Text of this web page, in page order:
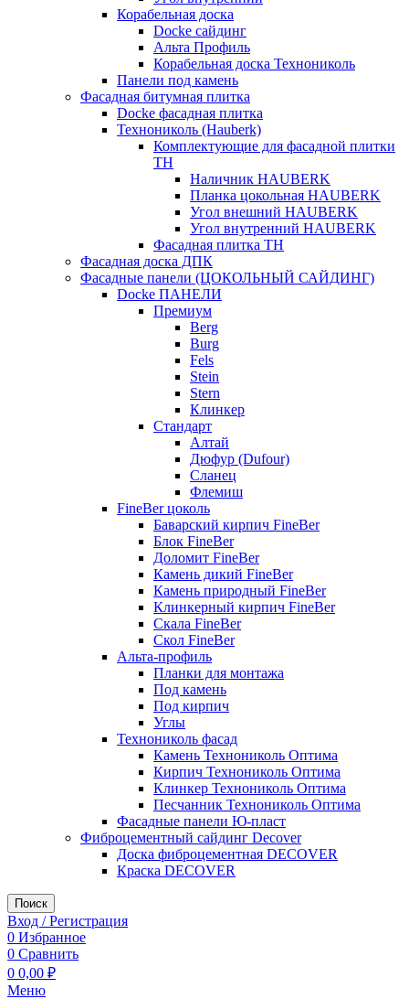
Корабельная доска
Docke сайдинг
Альта Профиль
Корабельная доска Технониколь
Панели под камень
Фасадная битумная плитка
Docke фасадная плитка
Технониколь (Hauberk)
Комплектующие для фасадной плитки
ТН
Наличник HAUBERK
Планка цокольная HAUBERK
Угол внешний HAUBERK
Угол внутренний HAUBERK
Фасадная плитка ТН
Фасадная доска ДПК
Фасадные панели (ЦОКОЛЬНЫЙ САЙДИНГ)
Docke ПАНЕЛИ
Премиум
Berg
Burg
Fels
Stein
Stern
Клинкер
Стандарт
Алтай
Дюфур (Dufour)
Сланец
Флемиш
FineBer цоколь
Баварский кирпич FineBer
Блок FineBer
Доломит FineBer
Камень дикий FineBer
Камень природный FineBer
Клинкерный кирпич FineBer
Скала FineBer
Скол FineBer
Альта-профиль
Планки для монтажа
Под камень
Под кирпич
Углы
Технониколь фасад
Камень Технониколь Оптима
Кирпич Технониколь Оптима
Клинкер Технониколь Оптима
Песчанник Технониколь Оптима
Фасадные панели Ю-пласт
Фиброцементный сайдинг Decover
Доска фиброцементная DECOVER
Краска DECOVER
Поиск
Вход / Регистрация
0 Избранное
0 Сравнить
0 0,00 ₽
Меню